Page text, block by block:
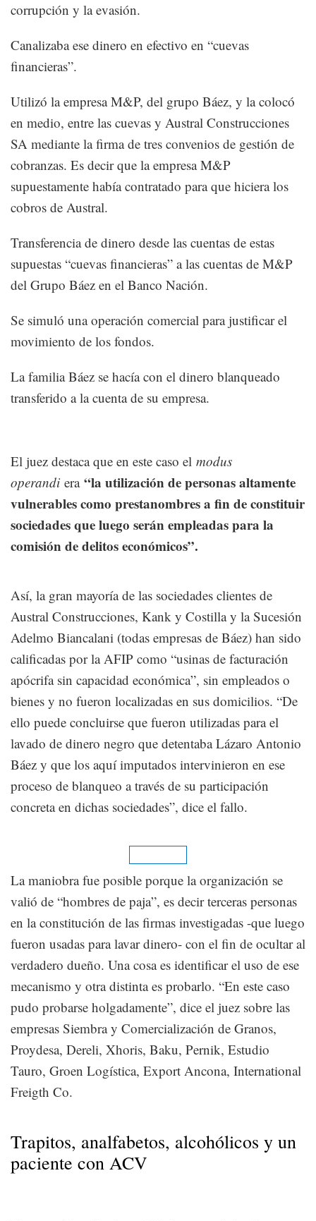
corrupción y la evasión.
Canalizaba ese dinero en efectivo en “cuevas
financieras”.
Utilizó la empresa M&P, del grupo Báez, y la colocó
en medio, entre las cuevas y Austral Construcciones
SA mediante la firma de tres convenios de gestión de
cobranzas. Es decir que la empresa M&P
supuestamente había contratado para que hiciera los
cobros de Austral.
Transferencia de dinero desde las cuentas de estas
supuestas “cuevas financieras” a las cuentas de M&P
del Grupo Báez en el Banco Nación.
Se simuló una operación comercial para justificar el
movimiento de los fondos.
La familia Báez se hacía con el dinero blanqueado
transferido a la cuenta de su empresa.
El juez destaca que en este caso el modus
operandi era “la utilización de personas altamente
vulnerables como prestanombres a fin de constituir
sociedades que luego serán empleadas para la
comisión de delitos económicos”.
Así, la gran mayoría de las sociedades clientes de
Austral Construcciones, Kank y Costilla y la Sucesión
Adelmo Biancalani (todas empresas de Báez) han sido
calificadas por la AFIP como “usinas de facturación
apócrifa sin capacidad económica”, sin empleados o
bienes y no fueron localizadas en sus domicilios. “De
ello puede concluirse que fueron utilizadas para el
lavado de dinero negro que detentaba Lázaro Antonio
Báez y que los aquí imputados intervinieron en ese
proceso de blanqueo a través de su participación
concreta en dichas sociedades”, dice el fallo.
La maniobra fue posible porque la organización se
valió de “hombres de paja”, es decir terceras personas
en la constitución de las firmas investigadas -que luego
fueron usadas para lavar dinero- con el fin de ocultar al
verdadero dueño. Una cosa es identificar el uso de ese
mecanismo y otra distinta es probarlo. “En este caso
pudo probarse holgadamente”, dice el juez sobre las
empresas Siembra y Comercialización de Granos,
Proydesa, Dereli, Xhoris, Baku, Pernik, Estudio
Tauro, Groen Logística, Export Ancona, International
Freigth Co.
Trapitos, analfabetos, alcohólicos y un
paciente con ACV